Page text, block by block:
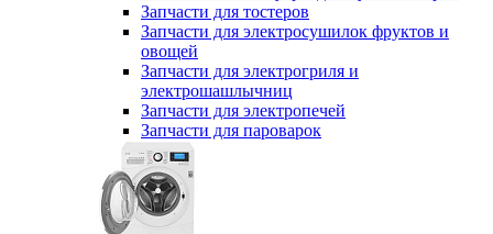
Запчасти для тостеров
Запчасти для электросушилок фруктов и
овощей
Запчасти для электрогриля и
электрошашлычниц
Запчасти для электропечей
Запчасти для пароварок